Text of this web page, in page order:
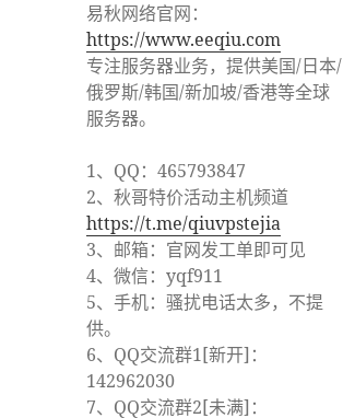
易秋网络官网：
https://www.eeqiu.com
专注服务器业务，提供美国/日本/
俄罗斯/韩国/新加坡/香港等全球
服务器。
1、QQ：465793847
2、秋哥特价活动主机频道
https://t.me/qiuvpstejia
3、邮箱：官网发工单即可见
4、微信：yqf911
5、手机：骚扰电话太多，不提
供。
6、QQ交流群1[新开]：
142962030
7、QQ交流群2[未满]：